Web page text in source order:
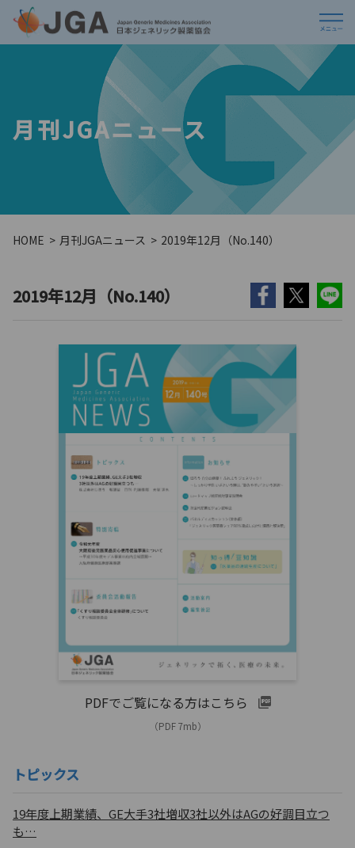
月刊JGAニュース
HOME 月刊JGAニュース 2019年12月（No.140）
2019年12月（No.140）
PDFでご覧になる方はこちら
（PDF 7mb）
トピックス
19年度上期業績、GE大手3社増収3社以外はAGの好調目立つ
も…